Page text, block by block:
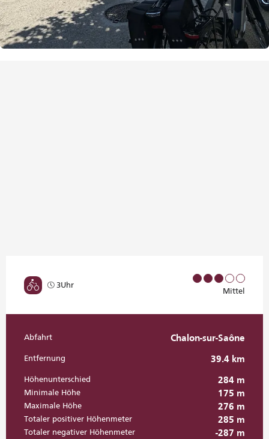
3Uhr
Mittel
Praktische Informationen
Abfahrt Chalon-sur-Saône
Entfernung 39.4 km
Höhenunterschied 284 m
Minimale Höhe 175 m
Maximale Höhe 276 m
Totaler positiver Höhenmeter 285 m
Totaler negativer Höhenmeter -287 m